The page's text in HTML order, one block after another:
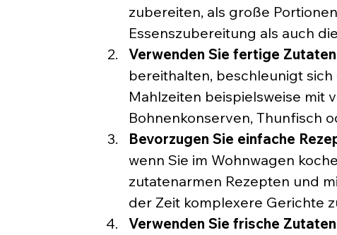
zubereiten, als große
Essenszubereitung als auch
Verwenden Sie fertige
bereithalten, beschleunigt
Mahlzeiten beispielsweise mit
Bohnenkonserven, Thunfisch
Bevorzugen Sie einfache
wenn Sie im Wohnwagen
zutatenarmen Rezepten und
der Zeit komplexere Gerichte
Verwenden Sie frische